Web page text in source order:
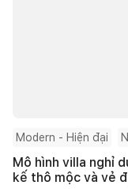
Modern - Hiện đại
Mô hình villa nghỉ
kế thô mộc và vẻ